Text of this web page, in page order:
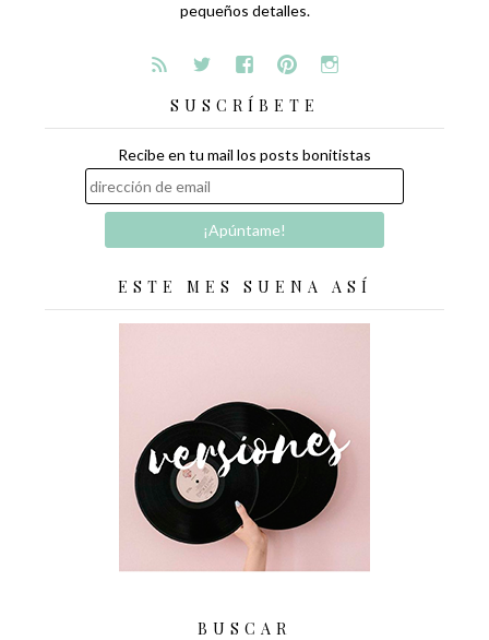
pequeños detalles.
SUSCRÍBETE
Recibe en tu mail los posts bonitistas
ESTE MES SUENA ASÍ
BUSCAR